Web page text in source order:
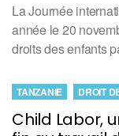
La Journée
année le 20
droits des enfants
Child Labor,
TANZANIE DROIT